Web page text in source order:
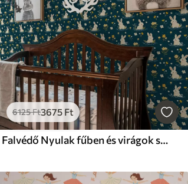
6125Ft3675 Ft
Falvédő Nyulak fűben és virágok sötét háttéren